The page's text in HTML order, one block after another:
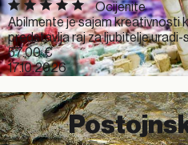
Ocijenite
Abilmente je sajam kreativnosti
predstavlja raj za ljubitelje
€
57.00
17.10.2026